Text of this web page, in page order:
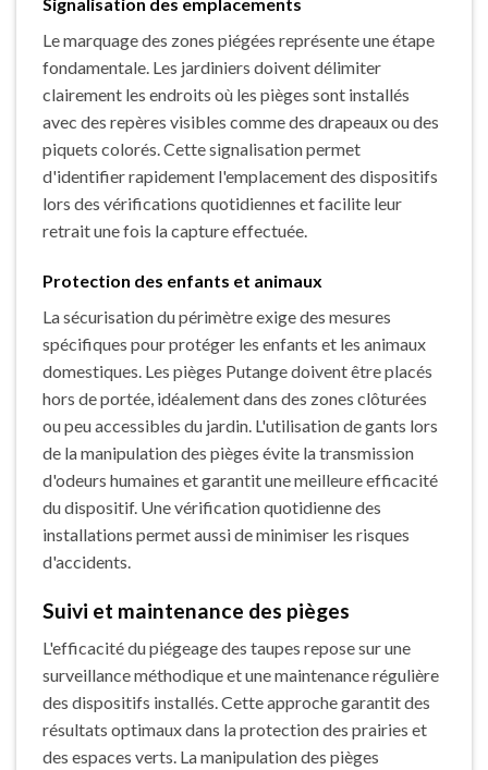
Le marquage des zones piégées représente une étape
fondamentale. Les jardiniers doivent délimiter
clairement les endroits où les pièges sont installés
avec des repères visibles comme des drapeaux ou des
piquets colorés. Cette signalisation permet
d'identifier rapidement l'emplacement des dispositifs
lors des vérifications quotidiennes et facilite leur
retrait une fois la capture effectuée.
Protection des enfants et animaux
La sécurisation du périmètre exige des mesures
spécifiques pour protéger les enfants et les animaux
domestiques. Les pièges Putange doivent être placés
hors de portée, idéalement dans des zones clôturées
ou peu accessibles du jardin. L'utilisation de gants lors
de la manipulation des pièges évite la transmission
d'odeurs humaines et garantit une meilleure efficacité
du dispositif. Une vérification quotidienne des
installations permet aussi de minimiser les risques
d'accidents.
Suivi et maintenance des pièges
L'efficacité du piégeage des taupes repose sur une
surveillance méthodique et une maintenance régulière
des dispositifs installés. Cette approche garantit des
résultats optimaux dans la protection des prairies et
des espaces verts. La manipulation des pièges